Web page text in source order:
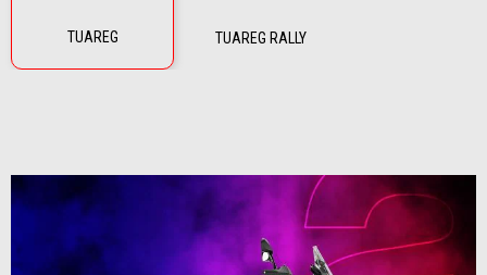
TUAREG TUAREG RALLY